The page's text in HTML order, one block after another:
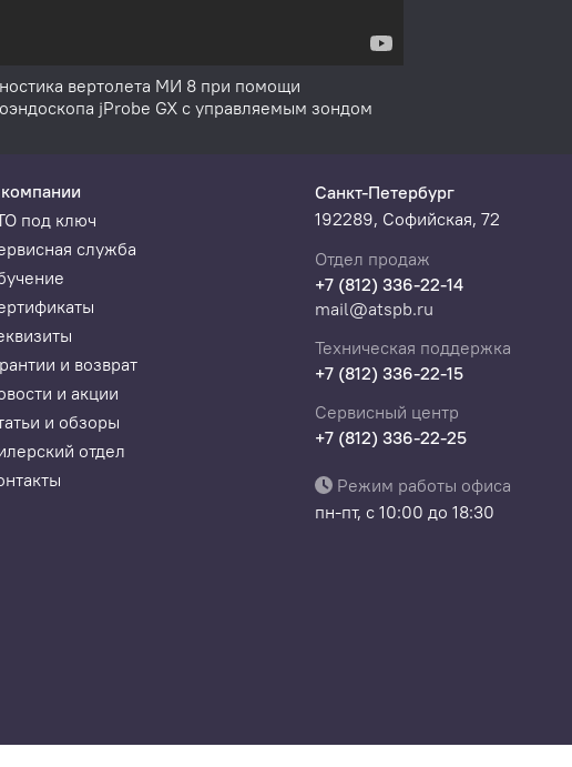
Измерение
размеров
геометрических значений дефектов
позволяет определять геометрические значения дефектов.
данной функции необходима измерительная насадка.
вертолета МИ 8 при помощи
jProbe GX с управляемым зондом
под ключ
служба
и возврат
и акции
и обзоры
отдел
Санкт-Петербург
192289, Софийская, 72
Отдел продаж
+7 (812) 336-22-14
mail@atspb.ru
Техническая поддержка
+7 (812) 336-22-15
Сервисный центр
+7 (812) 336-22-25
Режим работы офиса
пн-пт, с 10:00 до 18:30